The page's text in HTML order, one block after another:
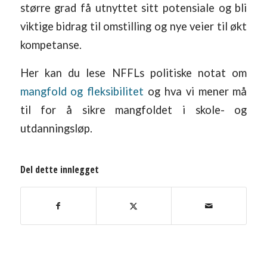
større grad få utnyttet sitt potensiale og bli
viktige bidrag til omstilling og nye veier til økt
kompetanse.
Her kan du lese NFFLs politiske notat om
mangfold og fleksibilitet og hva vi mener må
til for å sikre mangfoldet i skole- og
utdanningsløp.
Del dette innlegget